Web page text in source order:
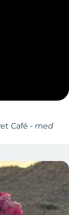
Café - med